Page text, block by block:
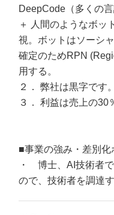
DeepCode（多くの
＋ 人間のようなボッ
視。ボットはソーシ
確定のためRPN
用する。
２． 弊社は黒字です。
３． 利益は売上の30
■事業の強み・差別化
・ 博士、AI技術者
ので、技術者を調達